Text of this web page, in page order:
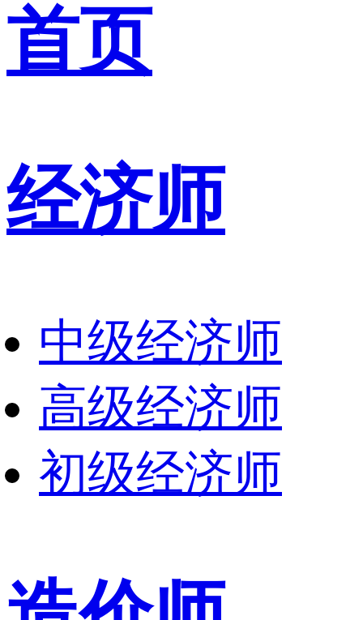
首页
经济师
中级经济师
高级经济师
初级经济师